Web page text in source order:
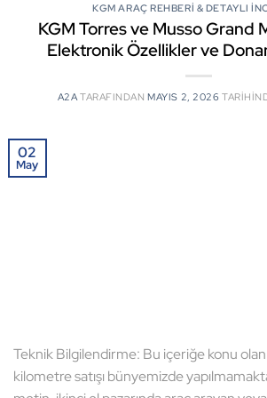
KGM ARAÇ REHBERI & DETAYLI
KGM Torres ve Musso Grand
Elektronik Özellikler ve
A2ATARAFINDAN MAYIS 2, 2026
02
May
Teknik Bilgilendirme: Bu içeriğe konu olan
kilometre satışı bünyemizde